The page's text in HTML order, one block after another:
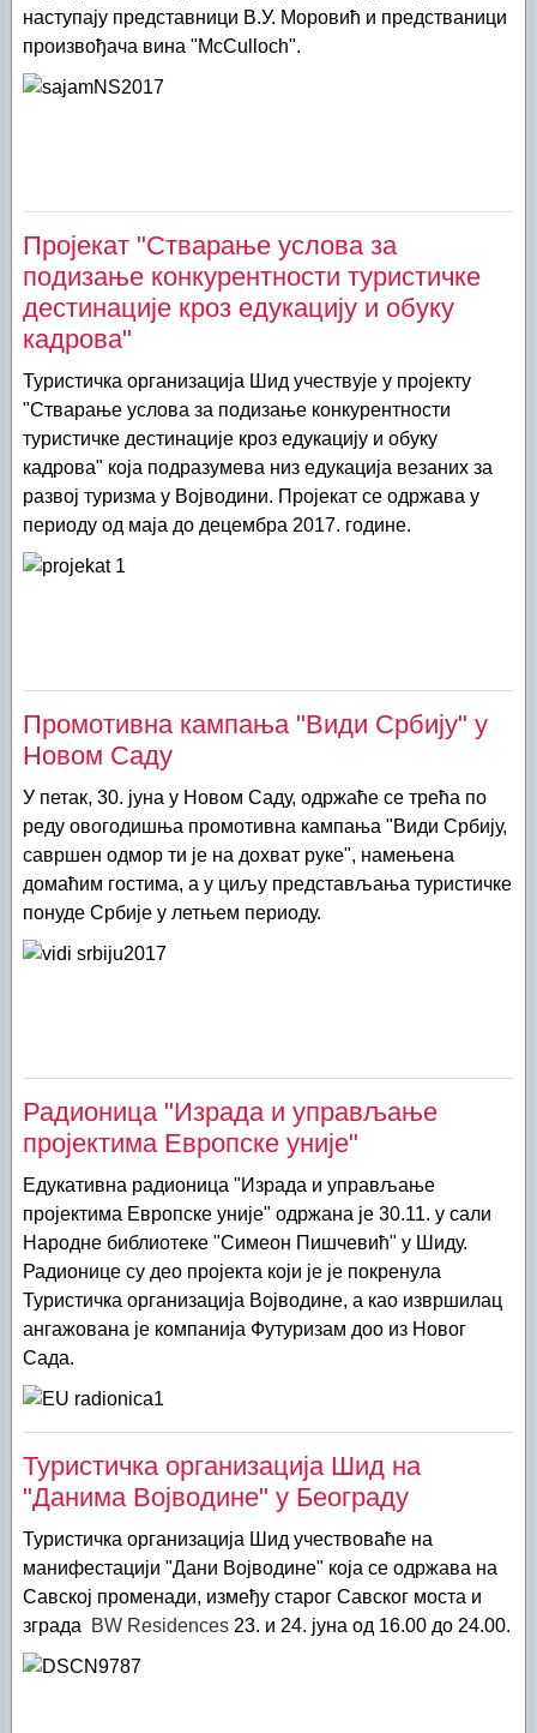
наступају представници В.У. Моровић и предстваници
произвођача вина "McCulloch".
Пројекат "Стварање услова за
подизање конкурентности туристичке
дестинације кроз едукацију и обуку
кадрова"
Туристичка организација Шид учествује у пројекту
"Стварање услова за подизање конкурентности
туристичке дестинације кроз едукацију и обуку
кадрова" која подразумева низ едукација везаних за
развој туризма у Војводини. Пројекат се одржава у
периоду од маја до децембра 2017. године.
Промотивна кампања "Види Србију" у
Новом Саду
У петак, 30. јуна у Новом Саду, одржаће се трећа по
реду овогодишња промотивна кампања "Види Србију,
савршен одмор ти је на дохват руке", намењена
домаћим гостима, а у циљу представљања туристичке
понуде Србије у летњем периоду.
Радионица "Израда и управљање
пројектима Европске уније"
Едукативна радионица "Израда и управљање
пројектима Европске уније" одржана је 30.11. у сали
Народне библиотеке "Симеон Пишчевић" у Шиду.
Радионице су део пројекта који је је покренула
Туристичка организација Војводине, а као извршилац
ангажована је компанија Футуризам доо из Новог
Сада.
Туристичка организација Шид на
"Данима Војводине" у Београду
Туристичка организација Шид учествоваће на
манифестацији "Дани Војводине" која се одржава на
Савској променади, између старог Савског моста и
зграда
BW Residences 23. и 24. јуна од 16.00 до 24.00.